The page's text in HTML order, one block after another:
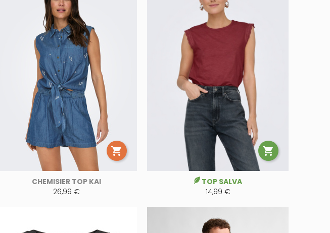

CHEMISIER TOP KAI
26,99 €

TOP SALVA
14,99 €